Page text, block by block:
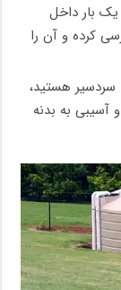
بار داخل
کرده و آن را
سردسیر هستید،
آسیبی به بدنه